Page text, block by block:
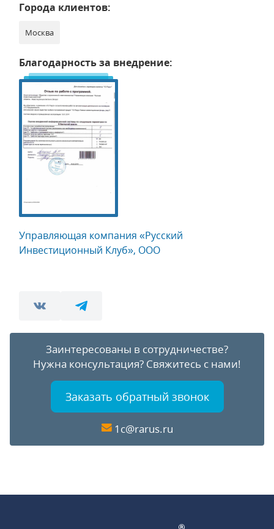
Города клиентов:
Москва
Благодарность за внедрение:
Управляющая компания «Русский
Инвестиционный Клуб», ООО
Заинтересованы в сотрудничестве?
Нужна консультация? Свяжитесь с нами!
Заказать обратный звонок
1c@rarus.ru